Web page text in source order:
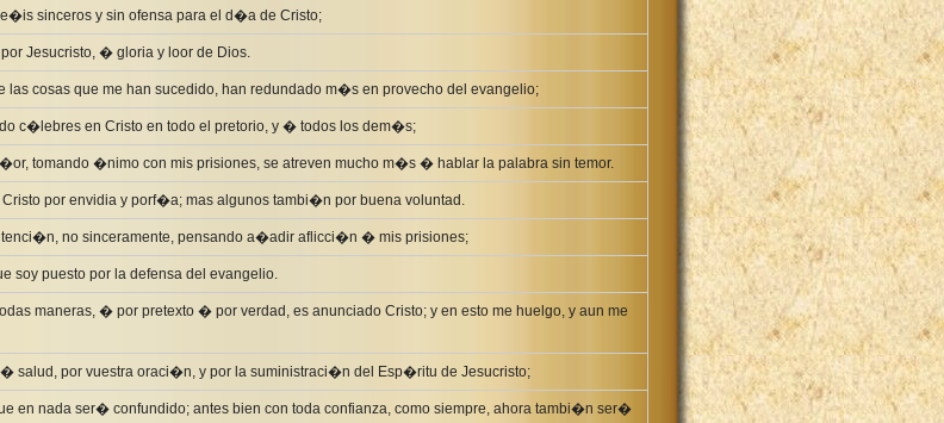
sinceros y sin ofensa para el d�a de Cristo;
Jesucristo, � gloria y loor de Dios.
cosas que me han sucedido, han redundado m�s en provecho del evangelio;
c�lebres en Cristo en todo el pretorio, y � todos los dem�s;
tomando �nimo con mis prisiones, se atreven mucho m�s � hablar la palabra sin temor.
por envidia y porf�a; mas algunos tambi�n por buena voluntad.
no sinceramente, pensando a�adir aflicci�n � mis prisiones;
soy puesto por la defensa del evangelio.
maneras, � por pretexto � por verdad, es anunciado Cristo; y en esto me huelgo, y aun me
salud, por vuestra oraci�n, y por la suministraci�n del Esp�ritu de Jesucristo;
en nada ser� confundido; antes bien con toda confianza, como siempre, ahora tambi�n ser�